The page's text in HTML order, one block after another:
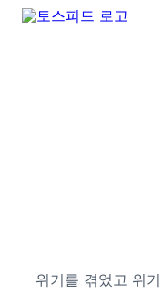
위기를 겪었고 위